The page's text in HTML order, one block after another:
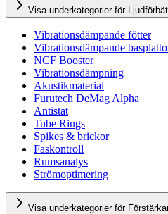
Visa underkategorier för
Vibrationsdämpande fötter
Vibrationsdämpande
NCF Booster
Vibrationsdämpning
Akustikmaterial
Furutech DeMag Alpha
Antistat
Tube Rings
Spikes & brickor
Faskontroll
Rumsanalys
Strömoptimering
Visa underkategorier för